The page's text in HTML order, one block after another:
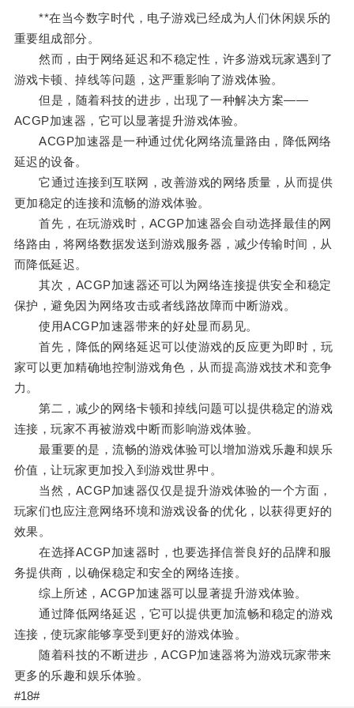
**在当今数字时代，电子游戏已经成为人们休闲娱乐的
重要组成部分。
然而，由于网络延迟和不稳定性，许多游戏玩家遇到了
游戏卡顿、掉线等问题，这严重影响了游戏体验。
但是，随着科技的进步，出现了一种解决方案——
ACGP加速器，它可以显著提升游戏体验。
ACGP加速器是一种通过优化网络流量路由，降低网络
延迟的设备。
它通过连接到互联网，改善游戏的网络质量，从而提供
更加稳定的连接和流畅的游戏体验。
首先，在玩游戏时，ACGP加速器会自动选择最佳的网
络路由，将网络数据发送到游戏服务器，减少传输时间，从
而降低延迟。
其次，ACGP加速器还可以为网络连接提供安全和稳定
保护，避免因为网络攻击或者线路故障而中断游戏。
使用ACGP加速器带来的好处显而易见。
首先，降低的网络延迟可以使游戏的反应更为即时，玩
家可以更加精确地控制游戏角色，从而提高游戏技术和竞争
力。
第二，减少的网络卡顿和掉线问题可以提供稳定的游戏
连接，玩家不再被游戏中断而影响游戏体验。
最重要的是，流畅的游戏体验可以增加游戏乐趣和娱乐
价值，让玩家更加投入到游戏世界中。
当然，ACGP加速器仅仅是提升游戏体验的一个方面，
玩家们也应注意网络环境和游戏设备的优化，以获得更好的
效果。
在选择ACGP加速器时，也要选择信誉良好的品牌和服
务提供商，以确保稳定和安全的网络连接。
综上所述，ACGP加速器可以显著提升游戏体验。
通过降低网络延迟，它可以提供更加流畅和稳定的游戏
连接，使玩家能够享受到更好的游戏体验。
随着科技的不断进步，ACGP加速器将为游戏玩家带来
更多的乐趣和娱乐体验。
#18#